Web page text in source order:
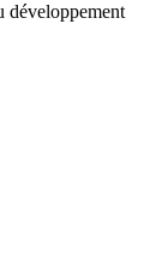
développement